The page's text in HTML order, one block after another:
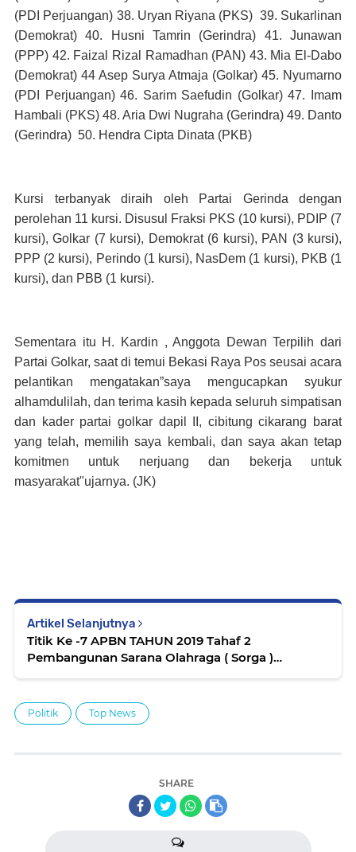
(PDI Perjuangan) 38. Uryan Riyana (PKS) 39. Sukarlinan
(Demokrat) 40. Husni Tamrin (Gerindra) 41. Junawan
(PPP) 42. Faizal Rizal Ramadhan (PAN) 43. Mia El-Dabo
(Demokrat) 44 Asep Surya Atmaja (Golkar) 45. Nyumarno
(PDI Perjuangan) 46. Sarim Saefudin (Golkar) 47. Imam
Hambali (PKS) 48. Aria Dwi Nugraha (Gerindra) 49. Danto
(Gerindra) 50. Hendra Cipta Dinata (PKB)
Kursi terbanyak diraih oleh Partai Gerinda dengan
perolehan 11 kursi. Disusul Fraksi PKS (10 kursi), PDIP (7
kursi), Golkar (7 kursi), Demokrat (6 kursi), PAN (3 kursi),
PPP (2 kursi), Perindo (1 kursi), NasDem (1 kursi), PKB (1
kursi), dan PBB (1 kursi).
Sementara itu H. Kardin , Anggota Dewan Terpilih dari
Partai Golkar, saat di temui Bekasi Raya Pos seusai acara
pelantikan mengatakan”saya mengucapkan syukur
alhamdulilah, dan terima kasih kepada seluruh simpatisan
dan kader partai golkar dapil II, cibitung cikarang barat
yang telah, memilih saya kembali, dan saya akan tetap
komitmen untuk nerjuang dan bekerja untuk
masyarakat"ujarnya. (JK)
Artikel Selanjutnya
Titik Ke -7 APBN TAHUN 2019 Tahaf 2
Pembangunan Sarana Olahraga ( Sorga )
Politik Top News
SHARE